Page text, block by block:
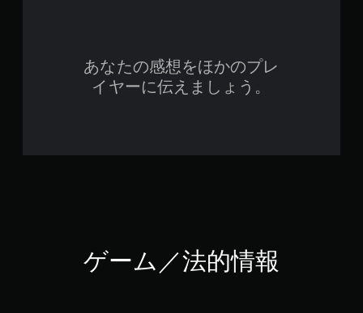
あなたの感想をほかのプレ
イヤーに伝えましょう。
ゲーム／法的情報